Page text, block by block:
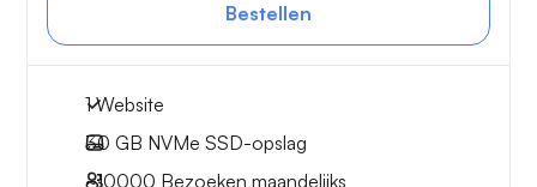
Bestellen
1 Website
30 GB NVMe SSD-opslag
~10000 Bezoeken maandelijks